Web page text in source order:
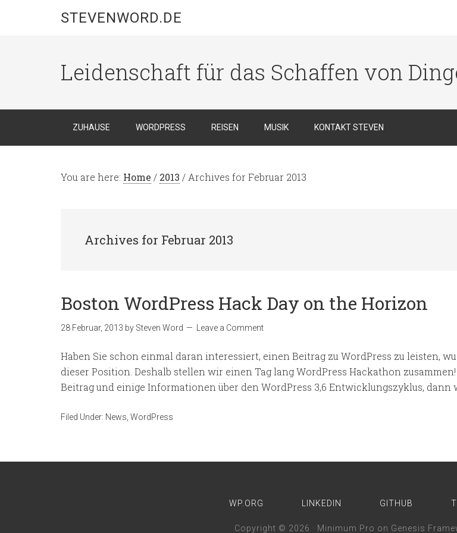
STEVENWORD.DE
Leidenschaft für das Schaffen von
ZUHAUSE WORDPRESS REISEN MUSIK KONTAKT STEVEN
You are here: Home / 2013 / Archives for Februar 2013
Archives for Februar 2013
Boston WordPress Hack Day on the Horizon
28 Februar, 2013 by Steven Word Leave a Comment
Haben Sie schon einmal daran interessiert, einen Beitrag zu WordPress zu leisten,
dieser Position. Deshalb stellen wir einen Tag lang WordPress Hackathon
Beitrag und einige Informationen über den WordPress 3,6 Entwicklungszyklus, dann
Filed Under: News WordPress
WP.ORG LINKEDIN GITHUB
Copyright © 2026 · Minimum Pro on Genesis